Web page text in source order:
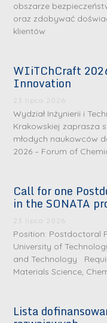
obszarze
oraz zdobywać
klientów
WIiTChCraft
Innovation
23 lipca 2026
Wydział Inżynierii i
Krakowskiej zaprasza
młodych naukowców
2026 – Forum of
Call for one
in the SONATA
23 lipca 2026
Position: Postdoctoral
University of
and Technology
Materials Science,
Lista